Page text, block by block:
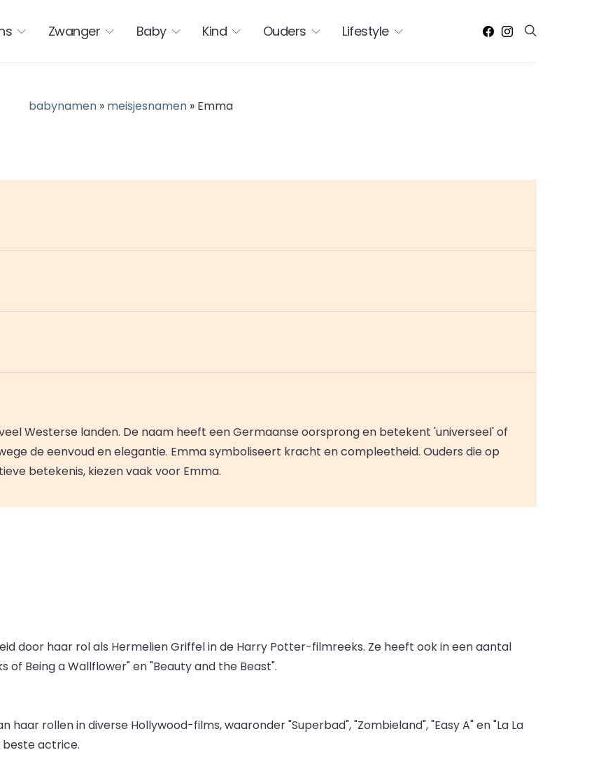
Zwanger Baby Kind Ouders Lifestyle
babynamen » meisjesnamen » Emma
Westerse landen. De naam heeft een Germaanse oorsprong en betekent 'universeel' of
de eenvoud en elegantie. Emma symboliseert kracht en compleetheid. Ouders die op
betekenis, kiezen vaak voor Emma.
door haar rol als Hermelien Griffel in de Harry Potter-filmreeks. Ze heeft ook in een aantal
of Being a Wallflower" en "Beauty and the Beast".
rollen in diverse Hollywood-films, waaronder "Superbad", "Zombieland", "Easy A" en "La La
beste actrice.